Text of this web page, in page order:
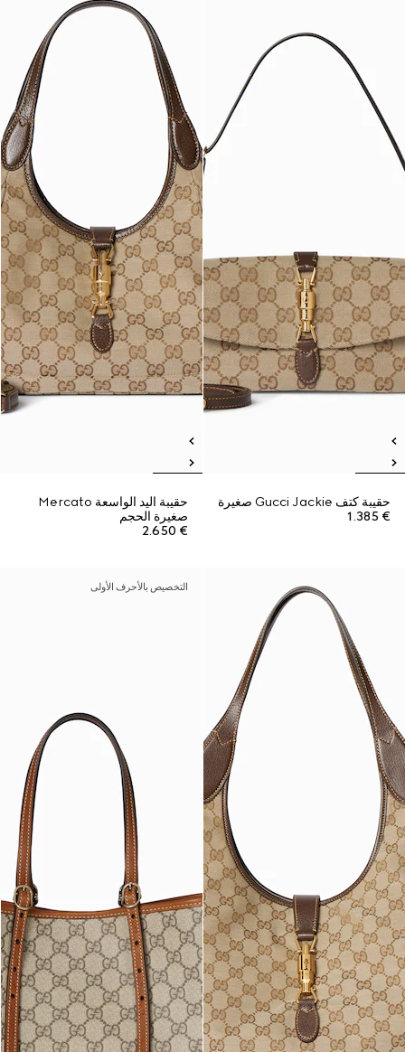
حقيبة كتف Gucci Jackie صغيرة
€ 1.385
حقيبة اليد الواسعة Mercato
صغيرة الحجم
€ 2.650
التخصيص بالأحرف الأولى